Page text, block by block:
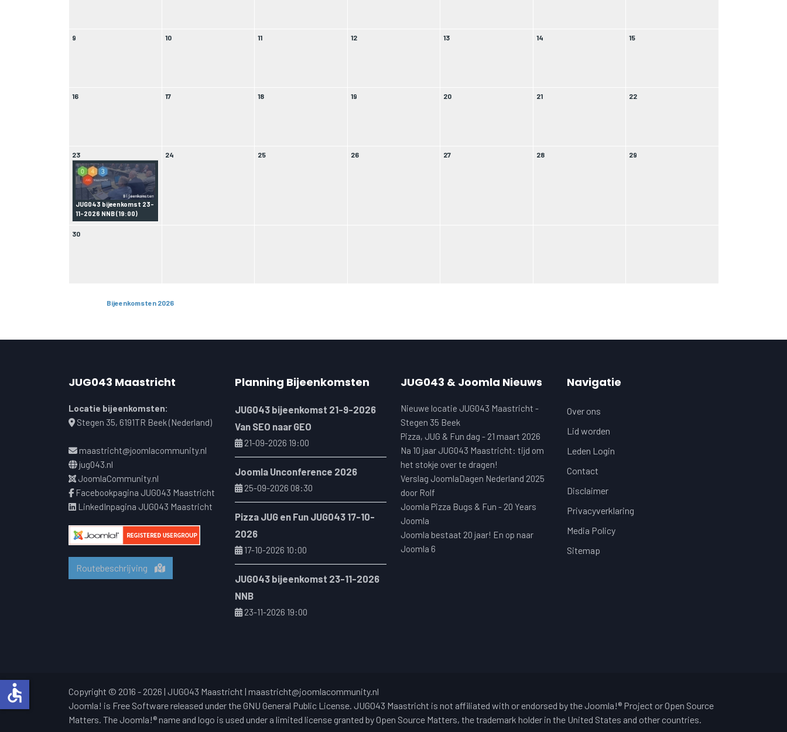
9 10 11 12 13 14 15
16 17 18 19 20 21 22
23
JUG043 bijeenkomst 23-
11-2026 NNB (19:00)
24 25 26 27 28 29
30
Bijeenkomsten 2026
JUG043 Maastricht
Locatie bijeenkomsten:
Stegen 35, 6191TR Beek (Nederland)
maastricht@joomlacommunity.nl
jug043.nl
JoomlaCommunity.nl
Facebookpagina JUG043 Maastricht
LinkedInpagina JUG043 Maastricht
Routebeschrijving
Planning Bijeenkomsten
JUG043 bijeenkomst 21-9-2026
Van SEO naar GEO
21-09-2026 19:00
Joomla Unconference 2026
25-09-2026 08:30
Pizza JUG en Fun JUG043 17-10-
2026
17-10-2026 10:00
JUG043 bijeenkomst 23-11-2026
NNB
23-11-2026 19:00
JUG043 & Joomla Nieuws
Nieuwe locatie JUG043 Maastricht -
Stegen 35 Beek
Pizza, JUG & Fun dag - 21 maart 2026
Na 10 jaar JUG043 Maastricht: tijd om
het stokje over te dragen!
Verslag JoomlaDagen Nederland 2025
door Rolf
Joomla Pizza Bugs & Fun - 20 Years
Joomla
Joomla bestaat 20 jaar! En op naar
Joomla 6
Navigatie
Over ons
Lid worden
Leden Login
Contact
Disclaimer
Privacyverklaring
Media Policy
Sitemap
Copyright © 2016 - 2026 | JUG043 Maastricht | maastricht@joomlacommunity.nl
Joomla! is Free Software released under the GNU General Public License. JUG043 Maastricht is not affiliated with or endorsed by the Joomla!® Project or Open Source
Matters. The Joomla!® name and logo is used under a limited license granted by Open Source Matters, the trademark holder in the United States and other countries.
accessible